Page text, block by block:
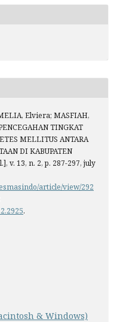
Elviera; MASFIAH,
TINGKAT
MELLITUS ANTARA
DI KABUPATEN
v. 13, n. 2, p. 287-297, july
article/view/292
.
& Windows)